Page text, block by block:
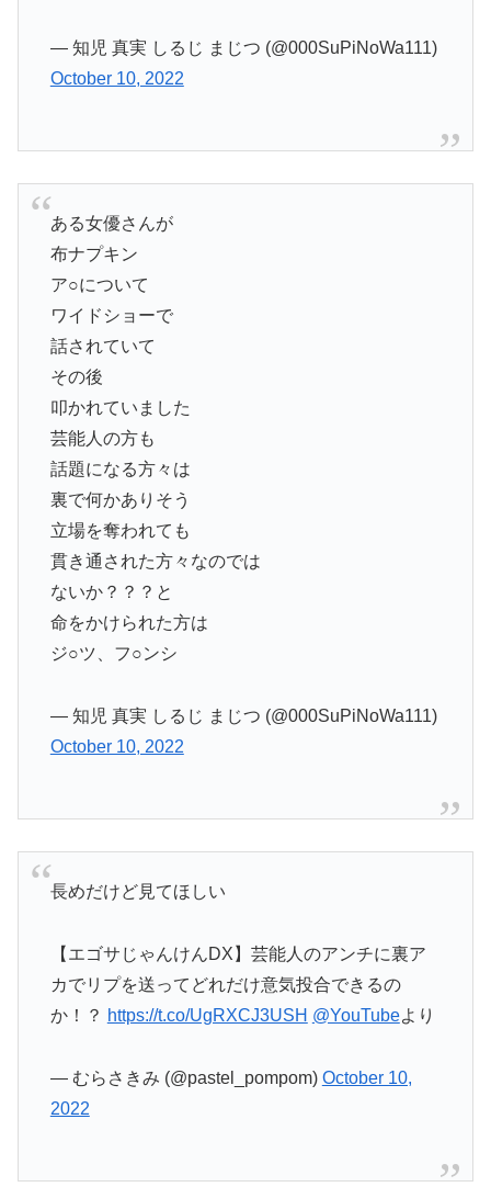
— 知児 真実 しるじ まじつ (@000SuPiNoWa111)
October 10, 2022
ある女優さんが
布ナプキン
ア○について
ワイドショーで
話されていて
その後
叩かれていました
芸能人の方も
話題になる方々は
裏で何かありそう
立場を奪われても
貫き通された方々なのでは
ないか？？？と
命をかけられた方は
ジ○ツ、フ○ンシ
— 知児 真実 しるじ まじつ (@000SuPiNoWa111)
October 10, 2022
長めだけど見てほしい
【エゴサじゃんけんDX】芸能人のアンチに裏ア
カでリプを送ってどれだけ意気投合できるの
か！？ https://t.co/UgRXCJ3USH @YouTubeより
— むらさきみ (@pastel_pompom) October 10,
2022